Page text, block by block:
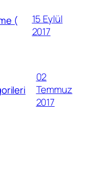
(
15 Eylül
2017
02
Temmuz
2017